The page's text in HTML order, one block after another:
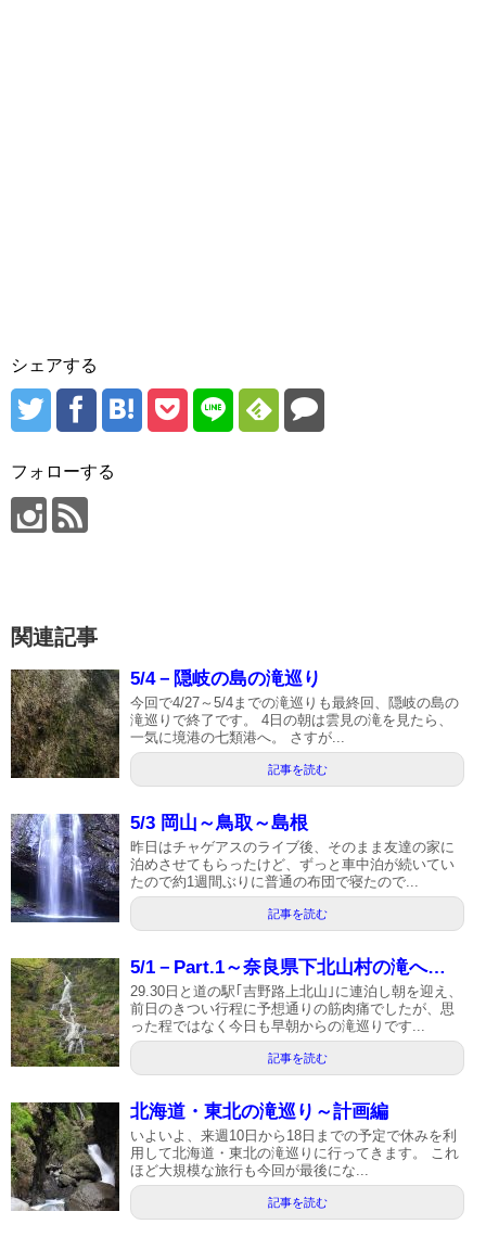
シェアする
フォローする
関連記事
5/4－隠岐の島の滝巡り
今回で4/27～5/4までの滝巡りも最終回、隠岐の島の
滝巡りで終了です。 4日の朝は雲見の滝を見たら、
一気に境港の七類港へ。 さすが...
記事を読む
5/3 岡山～鳥取～島根
昨日はチャゲアスのライブ後、そのまま友達の家に
泊めさせてもらったけど、ずっと車中泊が続いてい
たので約1週間ぶりに普通の布団で寝たので...
記事を読む
5/1－Part.1～奈良県下北山村の滝へ…
29.30日と道の駅｢吉野路上北山｣に連泊し朝を迎え、
前日のきつい行程に予想通りの筋肉痛でしたが、思
った程ではなく今日も早朝からの滝巡りです...
記事を読む
北海道・東北の滝巡り～計画編
いよいよ、来週10日から18日までの予定で休みを利
用して北海道・東北の滝巡りに行ってきます。 これ
ほど大規模な旅行も今回が最後にな...
記事を読む